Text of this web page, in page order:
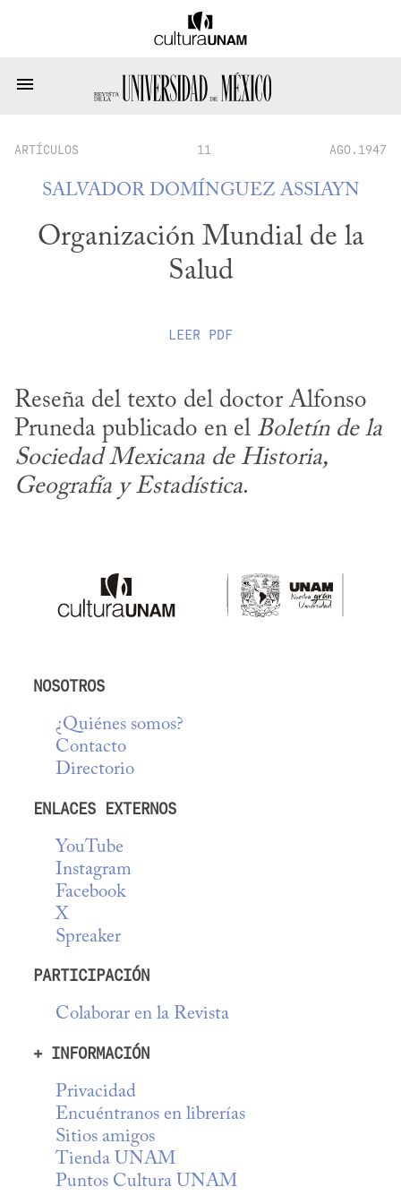
ARTÍCULOS 11 AGO.1947
SALVADOR DOMÍNGUEZ ASSIAYN
Organización Mundial de la
Salud
LEER PDF
Reseña del texto del doctor Alfonso
Pruneda publicado en el Boletín de la
Sociedad Mexicana de Historia,
Geografía y Estadística.
NOSOTROS
¿Quiénes somos?
Contacto
Directorio
ENLACES EXTERNOS
YouTube
Instagram
Facebook
X
Spreaker
PARTICIPACIÓN
Colaborar en la Revista
+ INFORMACIÓN
Privacidad
Encuéntranos en librerías
Sitios amigos
Tienda UNAM
Puntos Cultura UNAM